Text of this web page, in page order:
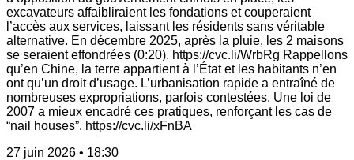
excavateurs affaibliraient les fondations et couperaient
l’accès aux services, laissant les résidents sans véritable
alternative. En décembre 2025, après la pluie, les 2 maisons
se seraient effondrées (0:20). https://cvc.li/WrbRg Rappellons
qu’en Chine, la terre appartient à l’État et les habitants n’en
ont qu’un droit d’usage. L’urbanisation rapide a entraîné de
nombreuses expropriations, parfois contestées. Une loi de
2007 a mieux encadré ces pratiques, renforçant les cas de
“nail houses”. https://cvc.li/xFnBA
27 juin 2026 • 18:30